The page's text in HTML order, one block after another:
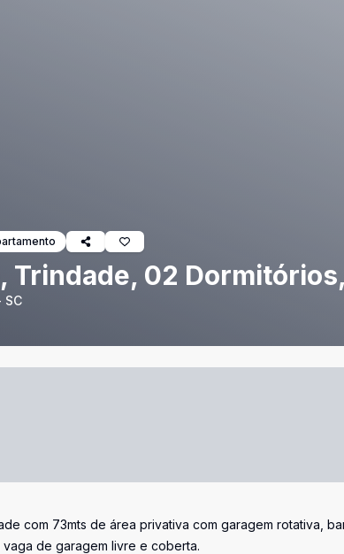
Trindade, 02 Dormitórios,
SC
com 73mts de área privativa com garagem rotativa,
vaga de garagem livre e coberta.